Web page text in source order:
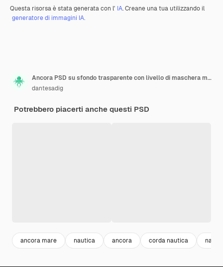
Questa risorsa è stata generata con l' IA. Creane una tua utilizzando il
generatore di immagini IA.
Ancora PSD su sfondo trasparente con livello di maschera modificabile
dantesadig
Potrebbero piacerti anche questi PSD
ancora mare nautica ancora corda nautica